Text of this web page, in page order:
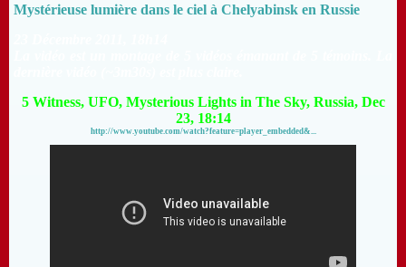
Mystérieuse lumière dans le ciel à Chelyabinsk en Russie
5 Witness, UFO, Mysterious Lights in The Sky, Russia, Dec
23, 18:14
http://www.youtube.com/watch?feature=player_embedded&...